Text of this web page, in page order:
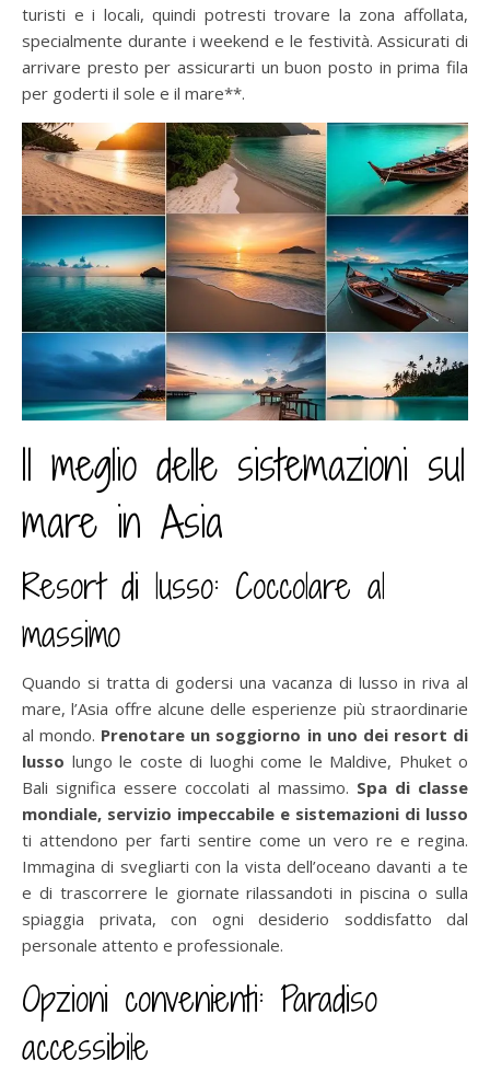
turisti e i locali, quindi potresti trovare la zona affollata,
specialmente durante i weekend e le festività. Assicurati di
arrivare presto per assicurarti un buon posto in prima fila
per goderti il sole e il mare**.
Il meglio delle sistemazioni sul
mare in Asia
Resort di lusso: Coccolare al
massimo
Quando si tratta di godersi una vacanza di lusso in riva al
mare, l’Asia offre alcune delle esperienze più straordinarie
al mondo. Prenotare un soggiorno in uno dei resort di
lusso lungo le coste di luoghi come le Maldive, Phuket o
Bali significa essere coccolati al massimo. Spa di classe
mondiale, servizio impeccabile e sistemazioni di lusso
ti attendono per farti sentire come un vero re e regina.
Immagina di svegliarti con la vista dell’oceano davanti a te
e di trascorrere le giornate rilassandoti in piscina o sulla
spiaggia privata, con ogni desiderio soddisfatto dal
personale attento e professionale.
Opzioni convenienti: Paradiso
accessibile